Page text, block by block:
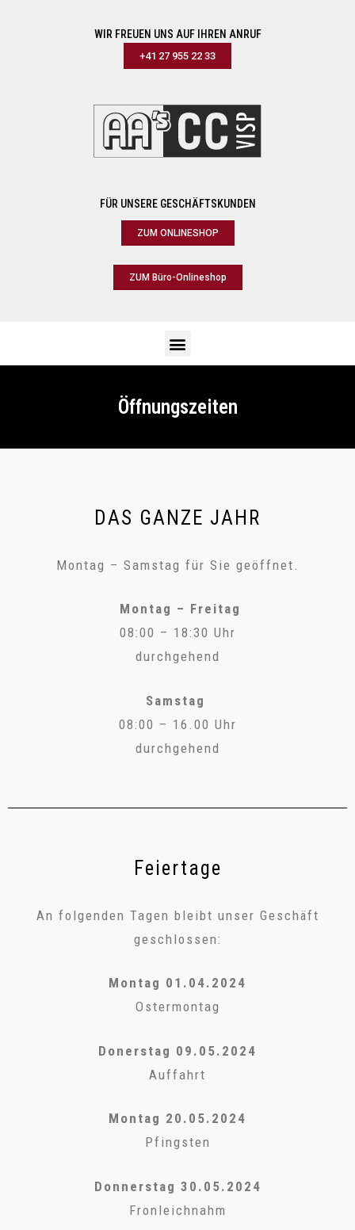
WIR FREUEN UNS AUF IHREN ANRUF
+41 27 955 22 33
FÜR UNSERE GESCHÄFTSKUNDEN
ZUM ONLINESHOP
ZUM Büro-Onlineshop
Öffnungszeiten
DAS GANZE JAHR
Montag – Samstag für Sie geöffnet.
Montag – Freitag
08:00 – 18:30 Uhr
durchgehend
Samstag
08:00 – 16.00 Uhr
durchgehend
Feiertage
An folgenden Tagen bleibt unser Geschäft
geschlossen:
Montag 01.04.2024
Ostermontag
Donerstag 09.05.2024
Auffahrt
Montag 20.05.2024
Pfingsten
Donnerstag 30.05.2024
Fronleichnahm